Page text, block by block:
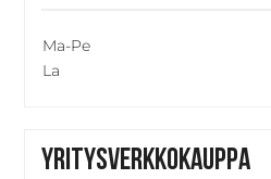
Ma-Pe
La
Yritysverkkokauppa